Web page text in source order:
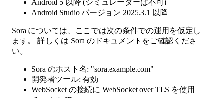
Android 5 以降 (シミュレーターは不可)
Android Studio バージョン 2025.3.1 以降
Sora については、ここでは次の条件での運用を仮定し
ます。 詳しくは Sora のドキュメントをご確認くださ
い。
Sora のホスト名: "sora.example.com"
開発者ツール: 有効
WebSocket の接続に WebSocket over TLS を使用